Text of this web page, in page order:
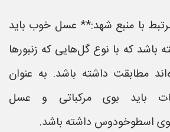
با منبع شهد:** عسل خوب باید
باشد که با نوع گل‌هایی که زنبورها
مطابقت داشته باشد. به عنوان
باید بوی مرکباتی و عسل
اسطوخودوس داشته باشد.